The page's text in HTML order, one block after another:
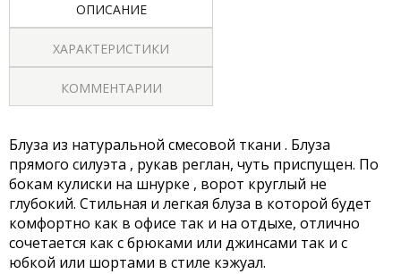
ОПИСАНИЕ
ХАРАКТЕРИСТИКИ
КОММЕНТАРИИ
Блуза из натуральной смесовой ткани . Блуза
прямого силуэта , рукав реглан, чуть приспущен. По
бокам кулиски на шнурке , ворот круглый не
глубокий. Стильная и легкая блуза в которой будет
комфортно как в офисе так и на отдыхе, отлично
сочетается как с брюками или джинсами так и с
юбкой или шортами в стиле кэжуал.